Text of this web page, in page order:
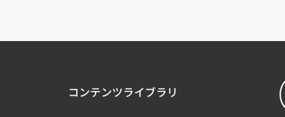
コンテンツライブラリ